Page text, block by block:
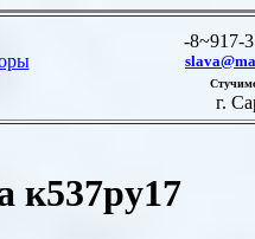
к537ру17